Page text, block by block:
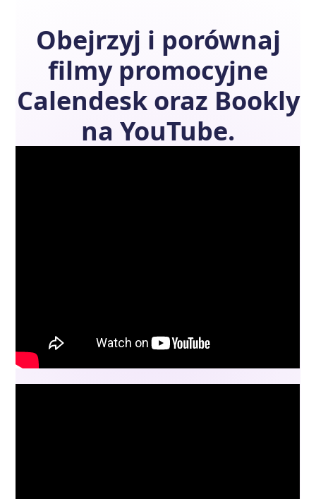
Obejrzyj i porównaj
filmy promocyjne
Calendesk oraz Bookly
na YouTube.